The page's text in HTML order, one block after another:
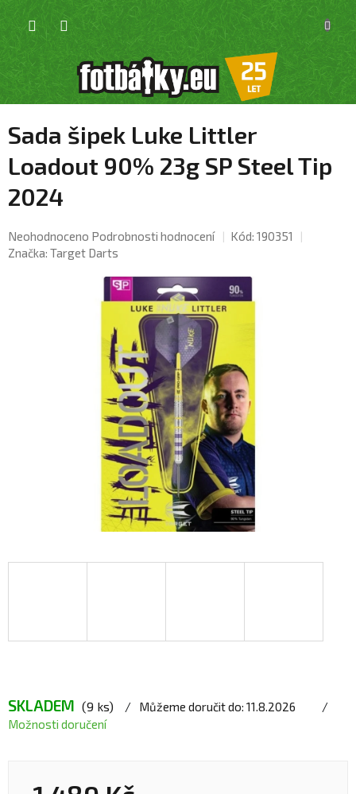
Přejít
obsah
KOŠÍK
Sada šipek Luke Littler
Loadout 90% 23g SP Steel Tip
2024
Průměrné
hodnocení
Neohodnoceno Podrobnosti hodnocení Kód: 190351
Značka: Target Darts
SKLADEM (9 ks) Můžeme doručit do: 11.8.2026
Možnosti doručení